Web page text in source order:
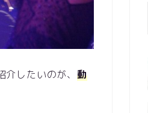
したいのが、 動